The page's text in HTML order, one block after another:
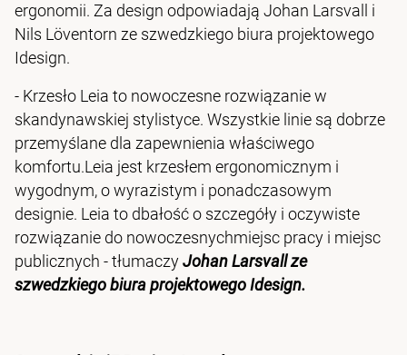
ergonomii. Za design odpowiadają Johan Larsvall i
Nils Löventorn ze szwedzkiego biura projektowego
Idesign.
- Krzesło Leia to nowoczesne rozwiązanie w
skandynawskiej stylistyce. Wszystkie linie są dobrze
przemyślane dla zapewnienia właściwego
komfortu.Leia jest krzesłem ergonomicznym i
wygodnym, o wyrazistym i ponadczasowym
designie. Leia to dbałość o szczegóły i oczywiste
rozwiązanie do nowoczesnychmiejsc pracy i miejsc
publicznych - tłumaczyJohan Larsvall ze
szwedzkiego biura projektowego Idesign.